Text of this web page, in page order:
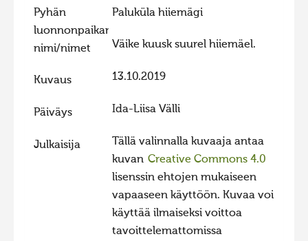
Hiite kuvavõistlus 2011
Hiite kuvavõistlus 2010
Hiite kuvavõistlus 2009
Hiite kuvavõistlus 2008
Pyhän
luonnonpaikan
nimi/nimet
Paluküla hiiemägi
Kuvaus
Väike kuusk suurel hiiemäel.
Päiväys
13.10.2019
Julkaisija
Ida-Liisa Välli
Tällä valinnalla kuvaaja antaa
kuvan Creative Commons 4.0
lisenssin ehtojen mukaiseen
vapaaseen käyttöön. Kuvaa voi
käyttää ilmaiseksi voittoa
tavoittelemattomissa